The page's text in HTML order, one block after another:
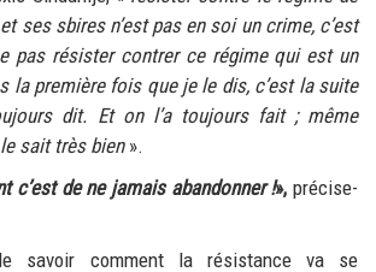
ses sbires n’est pas en soi un crime, c’est
pas résister contrer ce régime qui est un
la première fois que je le dis, c’est la suite
dit. Et on l’a toujours fait ; même
sait très bien ».
c’est de ne jamais abandonner !»,précise-
savoir comment la résistance va se